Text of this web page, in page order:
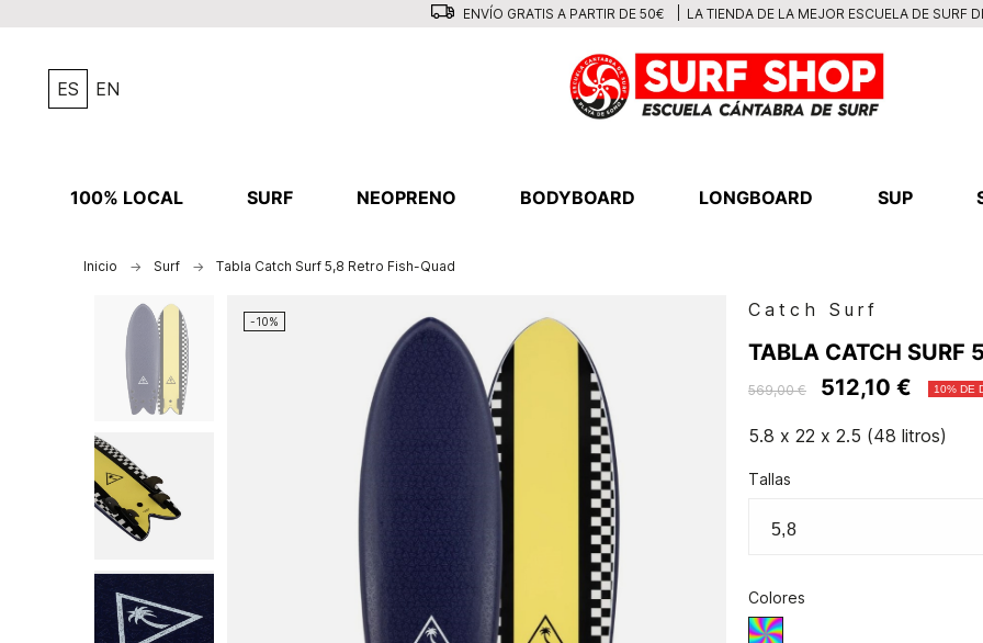
ENVÍO GRATIS A PARTIR DE 50€ LA TIENDA DE LA MEJOR ESCUELA DE SURF
ES EN
100% LOCAL SURF NEOPRENO BODYBOARD LONGBOARD SUP
Inicio Surf Tabla Catch Surf 5,8 Retro Fish-Quad
-10%
Catch Surf
TABLA CATCH SURF
569,00 € 512,10 € 10% DE
5.8 x 22 x 2.5 (48 litros)
Tallas
Colores
Varios